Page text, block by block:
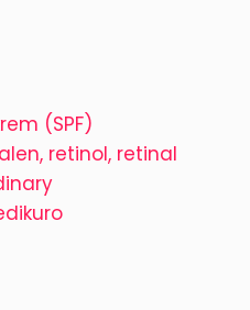
(SPF)
retinol, retinal